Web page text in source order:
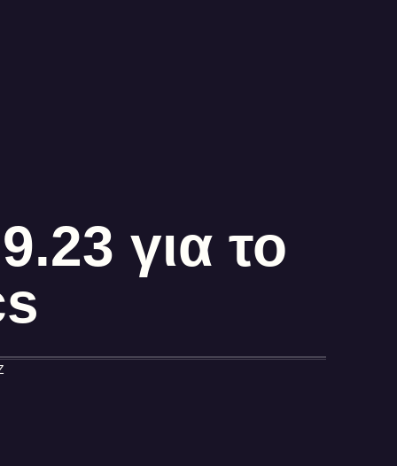
για το